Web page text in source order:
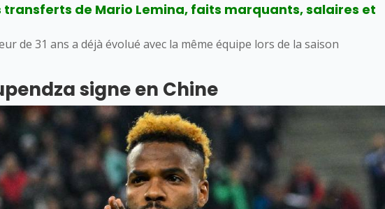
transferts de Mario Lemina, faits marquants, salaires et
de 31 ans a déjà évolué avec la même équipe lors de la saison
signe en Chine